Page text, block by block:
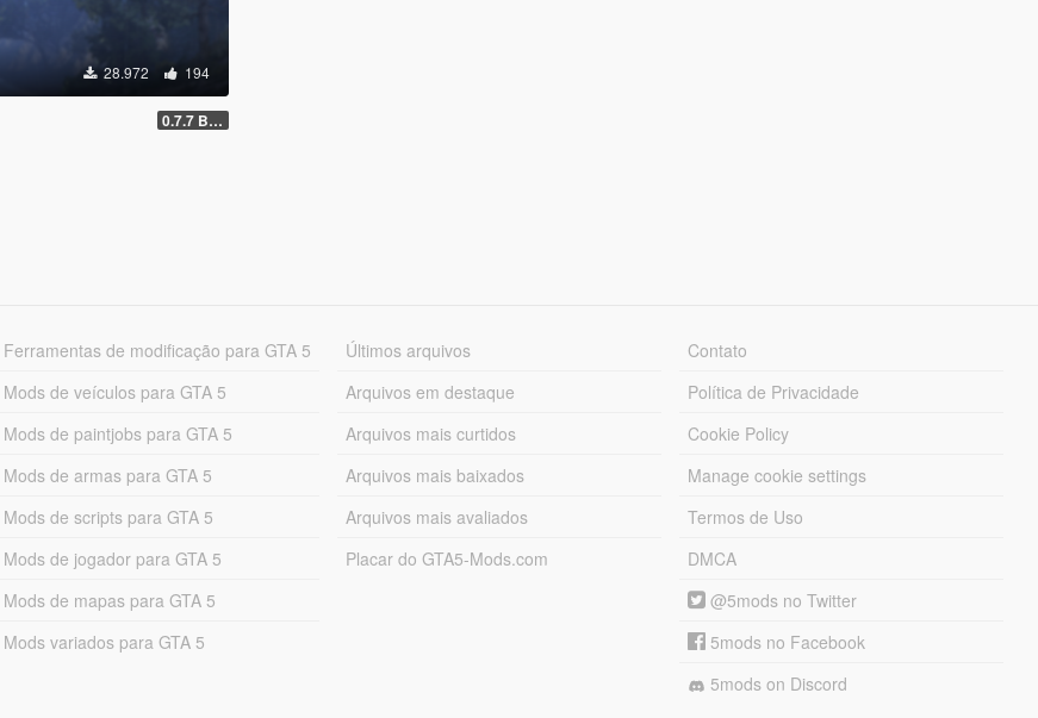
28.972 194
0.7.7 Beta
Ferramentas de modificação para GTA 5
Mods de veículos para GTA 5
Mods de paintjobs para GTA 5
Mods de armas para GTA 5
Mods de scripts para GTA 5
Mods de jogador para GTA 5
Mods de mapas para GTA 5
Mods variados para GTA 5
Últimos arquivos
Arquivos em destaque
Arquivos mais curtidos
Arquivos mais baixados
Arquivos mais avaliados
Placar do GTA5-Mods.com
Contato
Política de Privacidade
Cookie Policy
Manage cookie settings
Termos de Uso
DMCA
@5mods no Twitter
5mods no Facebook
5mods on Discord